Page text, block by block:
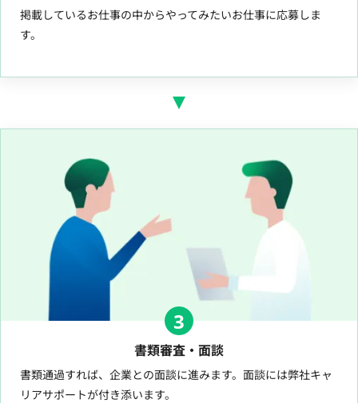
掲載しているお仕事の中からやってみたいお仕事に応募しま
す。
3
書類審査・面談
書類通過すれば、企業との面談に進みます。面談には弊社キャ
リアサポートが付き添います。